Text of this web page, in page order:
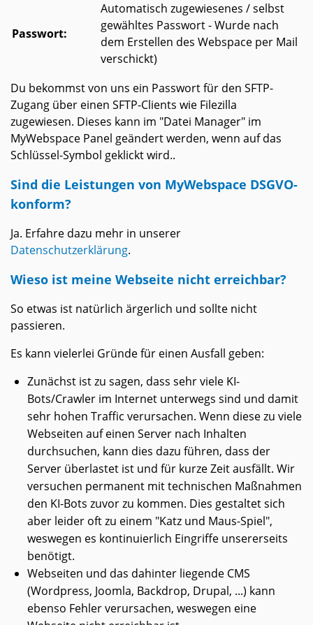
Passwort:
Automatisch zugewiesenes / selbst
gewähltes Passwort - Wurde nach
dem Erstellen des Webspace per Mail
verschickt)
Du bekommst von uns ein Passwort für den SFTP-
Zugang über einen SFTP-Clients wie Filezilla
zugewiesen. Dieses kann im "Datei Manager" im
MyWebspace Panel geändert werden, wenn auf das
Schlüssel-Symbol geklickt wird..
Sind die Leistungen von MyWebspace DSGVO-
konform?
Ja. Erfahre dazu mehr in unserer
Datenschutzerklärung.
Wieso ist meine Webseite nicht erreichbar?
So etwas ist natürlich ärgerlich und sollte nicht
passieren.
Es kann vielerlei Gründe für einen Ausfall geben:
Zunächst ist zu sagen, dass sehr viele KI-
Bots/Crawler im Internet unterwegs sind und damit
sehr hohen Traffic verursachen. Wenn diese zu viele
Webseiten auf einen Server nach Inhalten
durchsuchen, kann dies dazu führen, dass der
Server überlastet ist und für kurze Zeit ausfällt. Wir
versuchen permanent mit technischen Maßnahmen
den KI-Bots zuvor zu kommen. Dies gestaltet sich
aber leider oft zu einem "Katz und Maus-Spiel",
weswegen es kontinuierlich Eingriffe unsererseits
benötigt.
Webseiten und das dahinter liegende CMS
(Wordpress, Joomla, Backdrop, Drupal, ...) kann
ebenso Fehler verursachen, weswegen eine